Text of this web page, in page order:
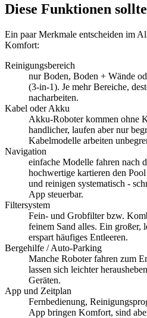
Diese Funktionen
Ein paar Merkmale entscheiden im
Komfort:
Reinigungsbereich
nur Boden, Boden + Wände
(3-in-1). Je mehr Bereiche,
nacharbeiten.
Kabel oder Akku
Akku-Roboter kommen ohne
handlicher, laufen aber nur
Kabelmodelle arbeiten
Navigation
einfache Modelle fahren nach
hochwertige kartieren den
und reinigen systematisch -
App steuerbar.
Filtersystem
Fein- und Grobfilter bzw.
feinem Sand alles. Ein großer,
erspart häufiges Entleeren.
Bergehilfe / Auto-Parking
Manche Roboter fahren zum
lassen sich leichter
Geräten.
App und Zeitplan
Fernbedienung,
App bringen Komfort, sind